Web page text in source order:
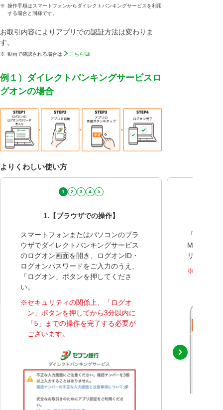
※ 操作手順はスマートフォンからダイレクトバンキングサービスを利用
する場合と同様です。
お取引内容によりアプリでの認証方法は変わりま
す。
※ 動画で確認される場合は こちら
例１）ダイレクトバンキングサービスロ
グオンの場合
よりくわしい使い方
1 2 3 4 5
1.【ブラウザでの操作】
スマートフォンまたはパソコンのブラ
ウザでダイレクトバンキングサービス
のログオン画面を開き、ログオンID・
ログオンパスワードをご入力のうえ、
「ログオン」ボタンを押してくださ
い。
※セキュリティの関係上、「ログオ
ン」ボタンを押してから3分以内に
「5」までの操作を完了する必要が
ございます。
「承認待
Myセブン
リ）を開
※